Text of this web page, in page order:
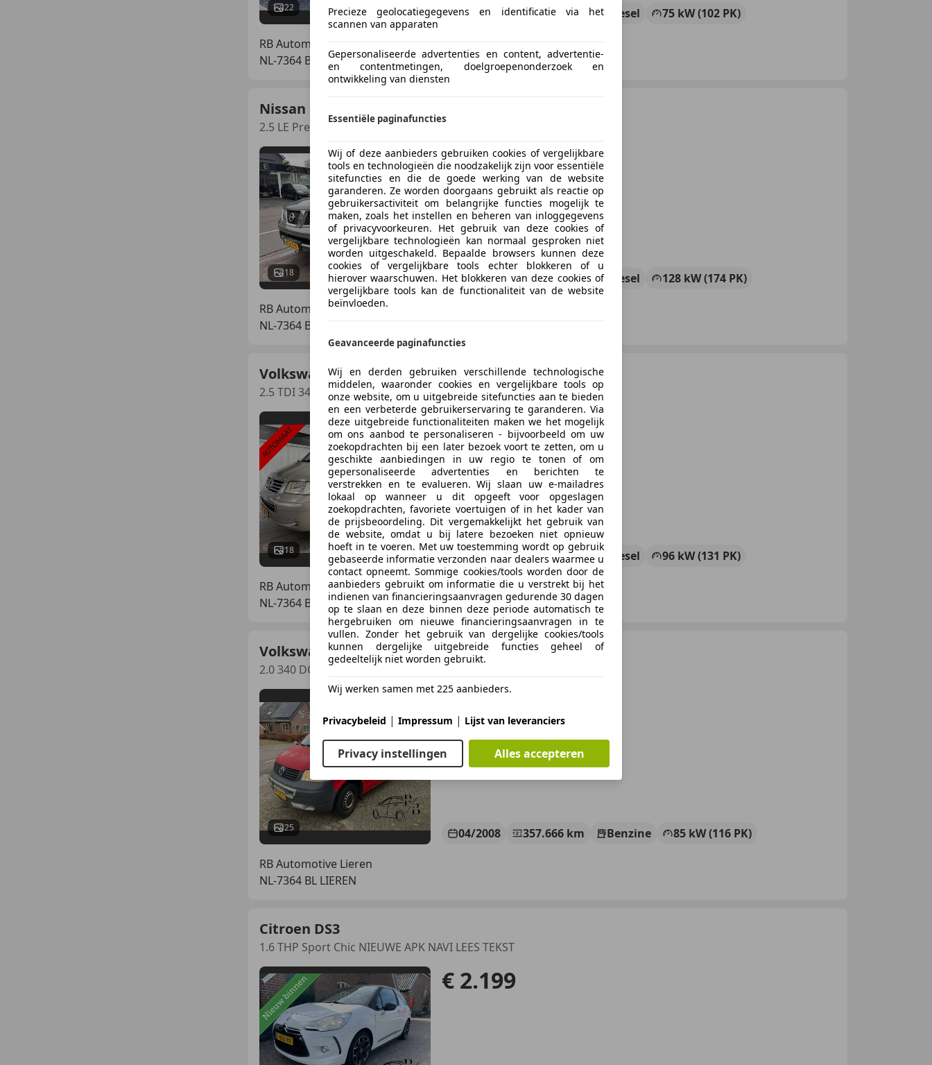
22 04/2009 298.584 km Diesel
75 kW (102 PK)
RB Automotive Lieren
NL-7364 BL LIEREN
Nissan Pathfinder
2.5 LE Premium 4WD EXPORTPRIJS LEES TEKST
18
€ 3.799
08/2005 517.068 km Diesel
128 kW (174 PK)
RB Automotive Lieren
NL-7364 BL LIEREN
Volkswagen T5 Transporter
2.5 TDI 340 MHD VASTE MEENEEMPRIJS
18
€ 3.299
Excl. BTW
02/2009 446.807 km Diesel
96 kW (131 PK)
RB Automotive Lieren
NL-7364 BL LIEREN
Volkswagen T5 Transporter
2.0 340 DC BENZINE GOED WERKEND UNIEK
25
€ 3.999
Excl. BTW
04/2008 357.666 km Benzine
85 kW (116 PK)
RB Automotive Lieren
NL-7364 BL LIEREN
Citroen DS3
1.6 THP Sport Chic NIEUWE APK NAVI LEES TEKST
€ 2.199
Precieze geolocatiegegevens en identificatie via het
scannen van apparaten
Gepersonaliseerde advertenties en content, advertentie-
en contentmetingen, doelgroepenonderzoek en
ontwikkeling van diensten
Essentiële paginafuncties
Wij of deze aanbieders gebruiken cookies of vergelijkbare
tools en technologieën die noodzakelijk zijn voor essentiële
sitefuncties en die de goede werking van de website
garanderen. Ze worden doorgaans gebruikt als reactie op
gebruikersactiviteit om belangrijke functies mogelijk te
maken, zoals het instellen en beheren van inloggegevens
of privacyvoorkeuren. Het gebruik van deze cookies of
vergelijkbare technologieën kan normaal gesproken niet
worden uitgeschakeld. Bepaalde browsers kunnen deze
cookies of vergelijkbare tools echter blokkeren of u
hierover waarschuwen. Het blokkeren van deze cookies of
vergelijkbare tools kan de functionaliteit van de website
beïnvloeden.
Geavanceerde paginafuncties
Wij en derden gebruiken verschillende technologische
middelen, waaronder cookies en vergelijkbare tools op
onze website, om u uitgebreide sitefuncties aan te bieden
en een verbeterde gebruikerservaring te garanderen. Via
deze uitgebreide functionaliteiten maken we het mogelijk
om ons aanbod te personaliseren - bijvoorbeeld om uw
zoekopdrachten bij een later bezoek voort te zetten, om u
geschikte aanbiedingen in uw regio te tonen of om
gepersonaliseerde advertenties en berichten te
verstrekken en te evalueren. Wij slaan uw e-mailadres
lokaal op wanneer u dit opgeeft voor opgeslagen
zoekopdrachten, favoriete voertuigen of in het kader van
de prijsbeoordeling. Dit vergemakkelijkt het gebruik van
de website, omdat u bij latere bezoeken niet opnieuw
hoeft in te voeren. Met uw toestemming wordt op gebruik
gebaseerde informatie verzonden naar dealers waarmee u
contact opneemt. Sommige cookies/tools worden door de
aanbieders gebruikt om informatie die u verstrekt bij het
indienen van financieringsaanvragen gedurende 30 dagen
op te slaan en deze binnen deze periode automatisch te
hergebruiken om nieuwe financieringsaanvragen in te
vullen. Zonder het gebruik van dergelijke cookies/tools
kunnen dergelijke uitgebreide functies geheel of
gedeeltelijk niet worden gebruikt.
Wij werken samen met 225 aanbieders.
Privacybeleid | Impressum | Lijst van leveranciers
Privacy instellingen Alles accepteren